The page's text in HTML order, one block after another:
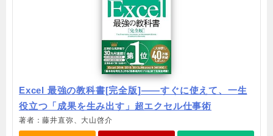
Excel 最強の教科書[完全版]――すぐに使えて、一生
役立つ「成果を生み出す」超エクセル仕事術
著者：藤井直弥、大山啓介